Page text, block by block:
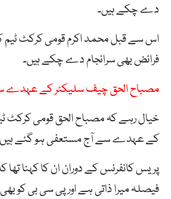
دے چکے ہیں۔
اس سے قبل محمد اکرم قومی کرکٹ
فرائض بھی سرانجام دے چکے ہیں۔
مصباح الحق چیف سلیکٹر کے عہدے
خیال رہے کہ مصباح الحق قومی کرکٹ
کے عہدے سے آج مستعفی ہو گئے
پریس کانفرنس کے دوران ان کا کہنا تھا
فیصلہ میرا ذاتی ہے اور پی سی بی کو